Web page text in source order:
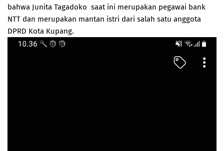
bahwa Junita Tagadoko saat ini merupakan pegawai bank
NTT dan merupakan mantan istri dari salah satu anggota
DPRD Kota Kupang.